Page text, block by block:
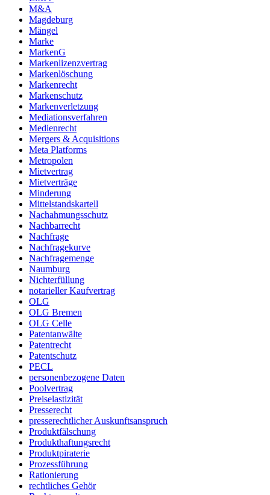
M&A
Magdeburg
Mängel
Marke
MarkenG
Markenlizenzvertrag
Markenlöschung
Markenrecht
Markenschutz
Markenverletzung
Mediationsverfahren
Medienrecht
Mergers & Acquisitions
Meta Platforms
Metropolen
Mietvertrag
Mietverträge
Minderung
Mittelstandskartell
Nachahmungsschutz
Nachbarrecht
Nachfrage
Nachfragekurve
Nachfragemenge
Naumburg
Nichterfüllung
notarieller Kaufvertrag
OLG
OLG Bremen
OLG Celle
Patentanwälte
Patentrecht
Patentschutz
PECL
personenbezogene Daten
Poolvertrag
Preiselastizität
Presserecht
presserechtlicher Auskunftsanspruch
Produktfälschung
Produkthaftungsrecht
Produktpiraterie
Prozessführung
Rationierung
rechtliches Gehör